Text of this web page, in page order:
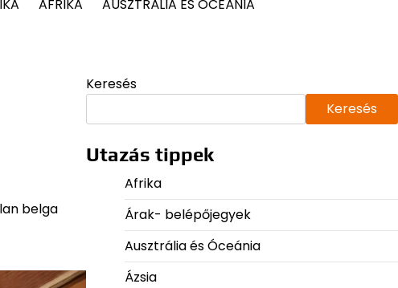
AFRIKA
AUSZTRÁLIA ÉS ÓCEÁNIA
belga
Keresés
Keresés
Utazás tippek
Afrika
Árak- belépőjegyek
Ausztrália és Óceánia
Ázsia